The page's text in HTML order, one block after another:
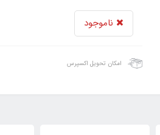
ناموجود
امکان تحویل اکسپرس